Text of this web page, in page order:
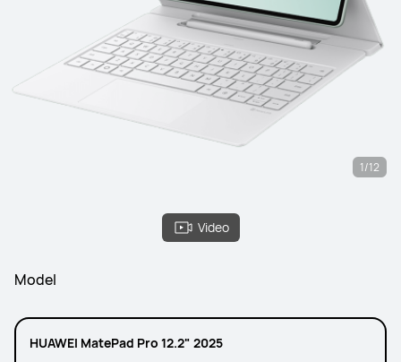
Video
1/12
Model
HUAWEI MatePad Pro 12.2" 2025